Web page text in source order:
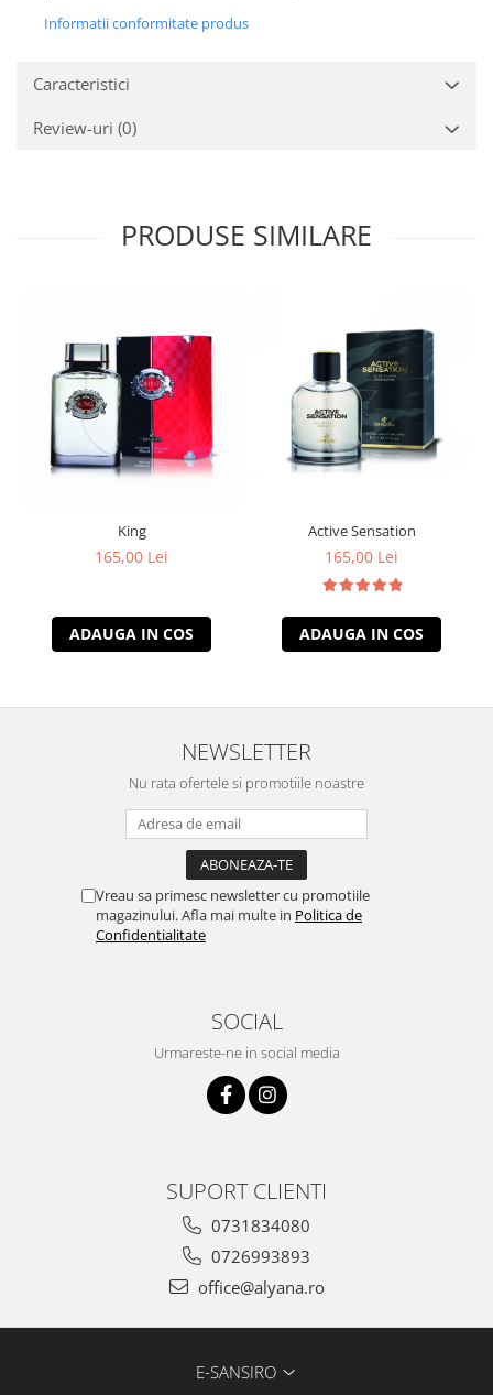
Informatii conformitate produs
Caracteristici
Review-uri (0)
PRODUSE SIMILARE
King
165,00 Lei
ADAUGA IN COS
Active Sensation
165,00 Lei
ADAUGA IN COS
NEWSLETTER
Nu rata ofertele si promotiile noastre
Vreau sa primesc newsletter cu promotiile
magazinului. Afla mai multe in Politica de
Confidentialitate
SOCIAL
Urmareste-ne in social media
SUPORT CLIENTI
0731834080
0726993893
office@alyana.ro
E-SANSIRO